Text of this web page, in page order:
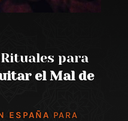
para
el Mal de
ESPAÑA PARA